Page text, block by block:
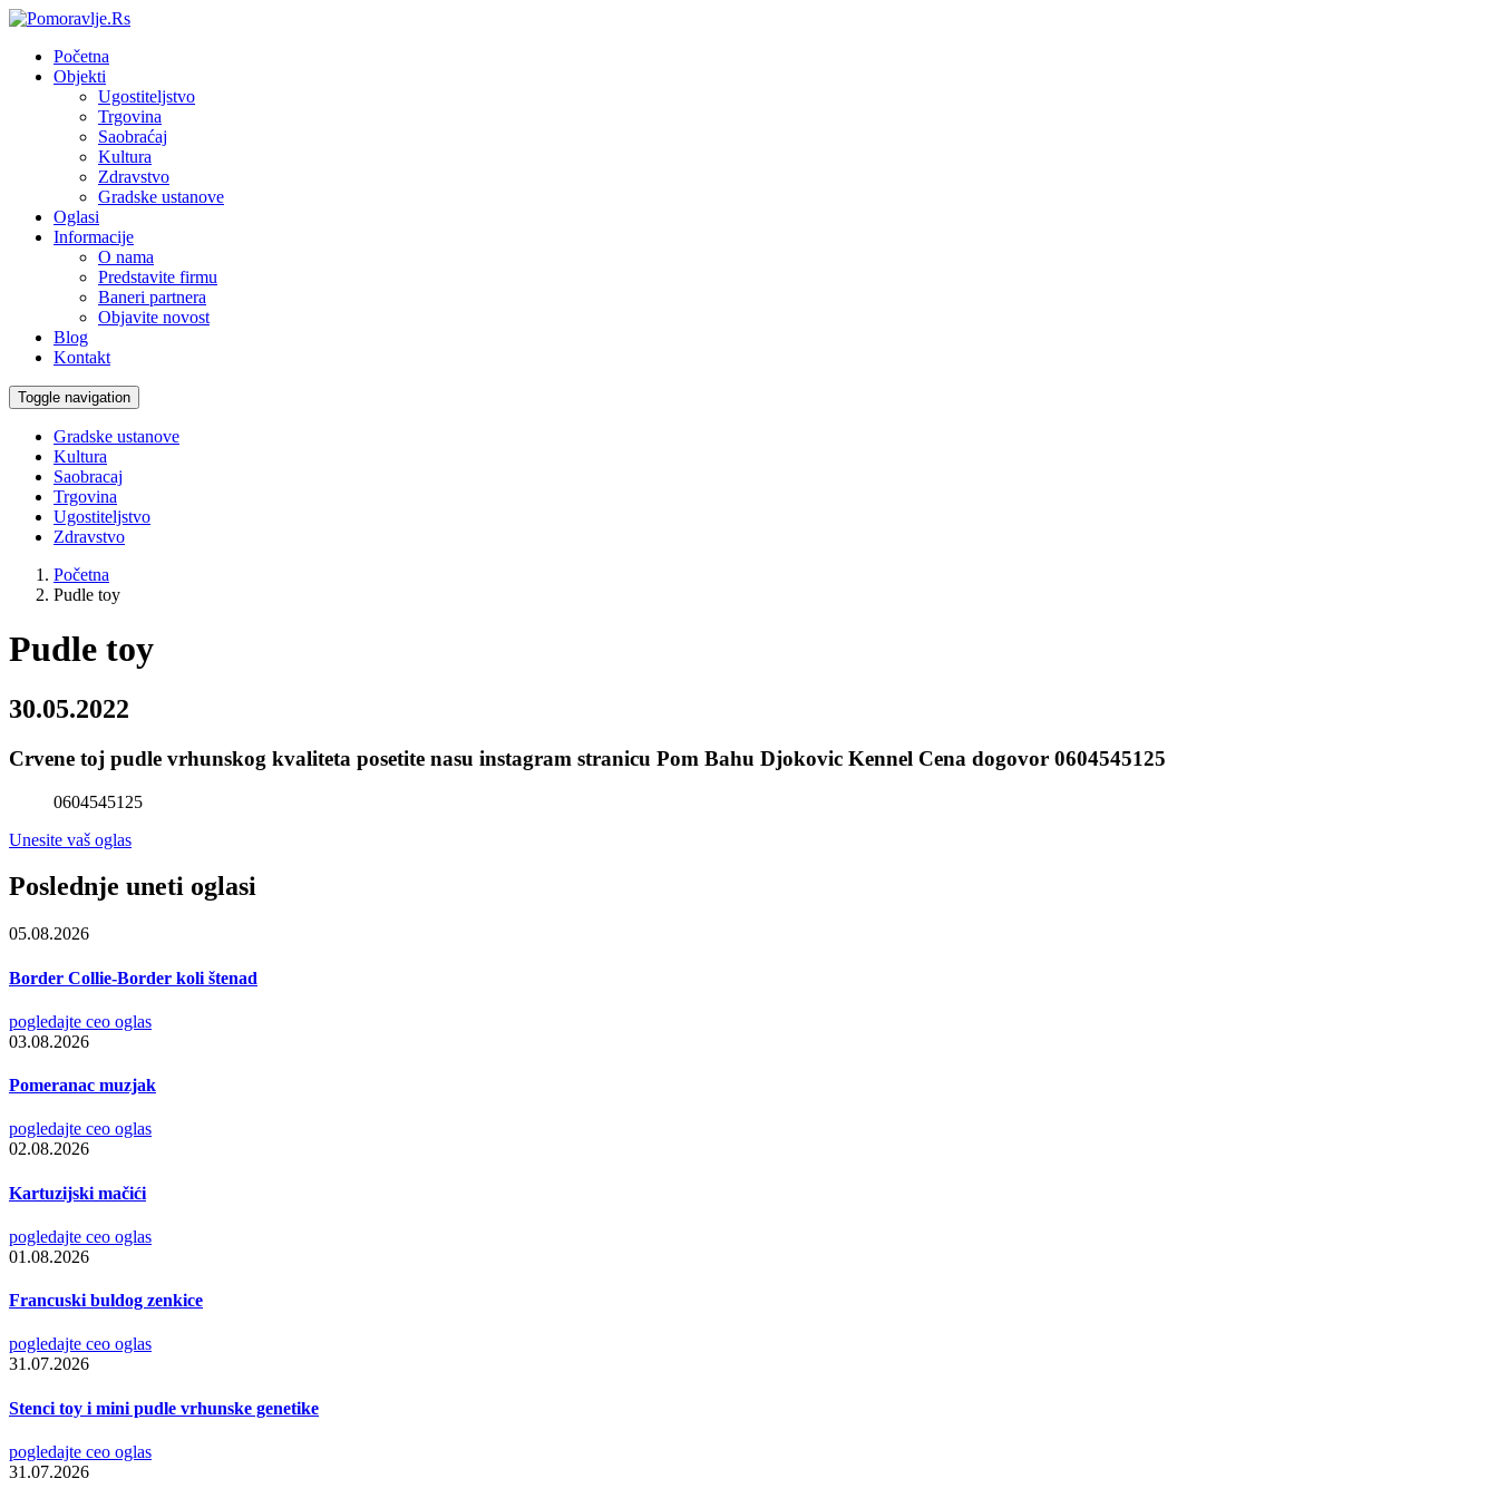
Početna
Objekti
Ugostiteljstvo
Trgovina
Saobraćaj
Kultura
Zdravstvo
Gradske ustanove
Oglasi
Informacije
O nama
Predstavite firmu
Baneri partnera
Objavite novost
Blog
Kontakt
Toggle navigation
Gradske ustanove
Kultura
Saobracaj
Trgovina
Ugostiteljstvo
Zdravstvo
Početna
Pudle toy
Pudle toy
30.05.2022
Crvene toj pudle vrhunskog kvaliteta posetite nasu instagram stranicu Pom Bahu Djokovic Kennel Cena dogovor 0604545125
0604545125
Unesite vaš oglas
Poslednje uneti oglasi
05.08.2026
Border Collie-Border koli štenad
pogledajte ceo oglas
03.08.2026
Pomeranac muzjak
pogledajte ceo oglas
02.08.2026
Kartuzijski mačići
pogledajte ceo oglas
01.08.2026
Francuski buldog zenkice
pogledajte ceo oglas
31.07.2026
Stenci toy i mini pudle vrhunske genetike
pogledajte ceo oglas
31.07.2026